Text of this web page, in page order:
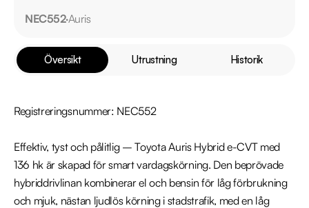
NEC552Auris
Översikt Utrustning Historik
Registreringsnummer: NEC552
Effektiv, tyst och pålitlig – Toyota Auris Hybrid e-CVT med
136 hk är skapad för smart vardagskörning. Den beprövade
hybriddrivlinan kombinerar el och bensin för låg förbrukning
och mjuk, nästan ljudlös körning i stadstrafik, med en låg